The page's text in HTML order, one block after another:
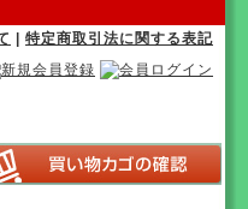
特定商取引法に関する表記